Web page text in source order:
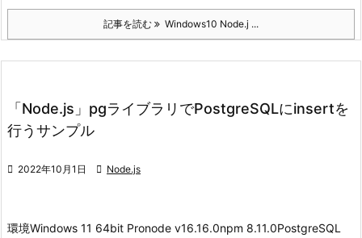
記事を読む Windows10 Node.j ...
「Node.js」pgライブラリでPostgreSQLにinsertを
行うサンプル
 2022年10月1日  Node.js
環境Windows 11 64bit Pronode v16.16.0npm 8.11.0PostgreSQL